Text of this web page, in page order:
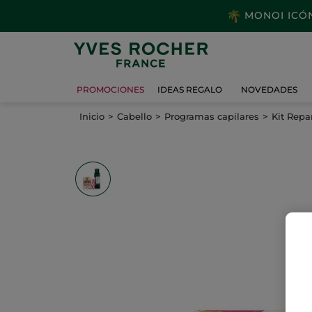
MONOI
PROMOCIONES IDEAS REGALO NOVEDADES
Inicio Cabello Programas capilares Kit